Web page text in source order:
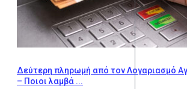
Δεύτερη πληρωμή από τον Λογαριασμό
– Ποιοι λαμβά ...